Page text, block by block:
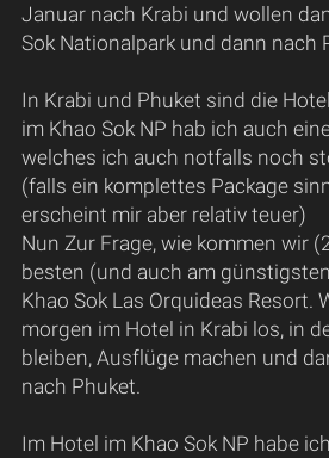
Januar nach Krabi und wollen
Sok Nationalpark und dann nach
In Krabi und Phuket sind die
im Khao Sok NP hab ich auch
welches ich auch notfalls noch
(falls ein komplettes Package
erscheint mir aber relativ teuer)
Nun Zur Frage, wie kommen wir
besten (und auch am
Khao Sok Las Orquideas Resort.
morgen im Hotel in Krabi los, in
bleiben, Ausflüge machen und
nach Phuket.
Im Hotel im Khao Sok NP habe